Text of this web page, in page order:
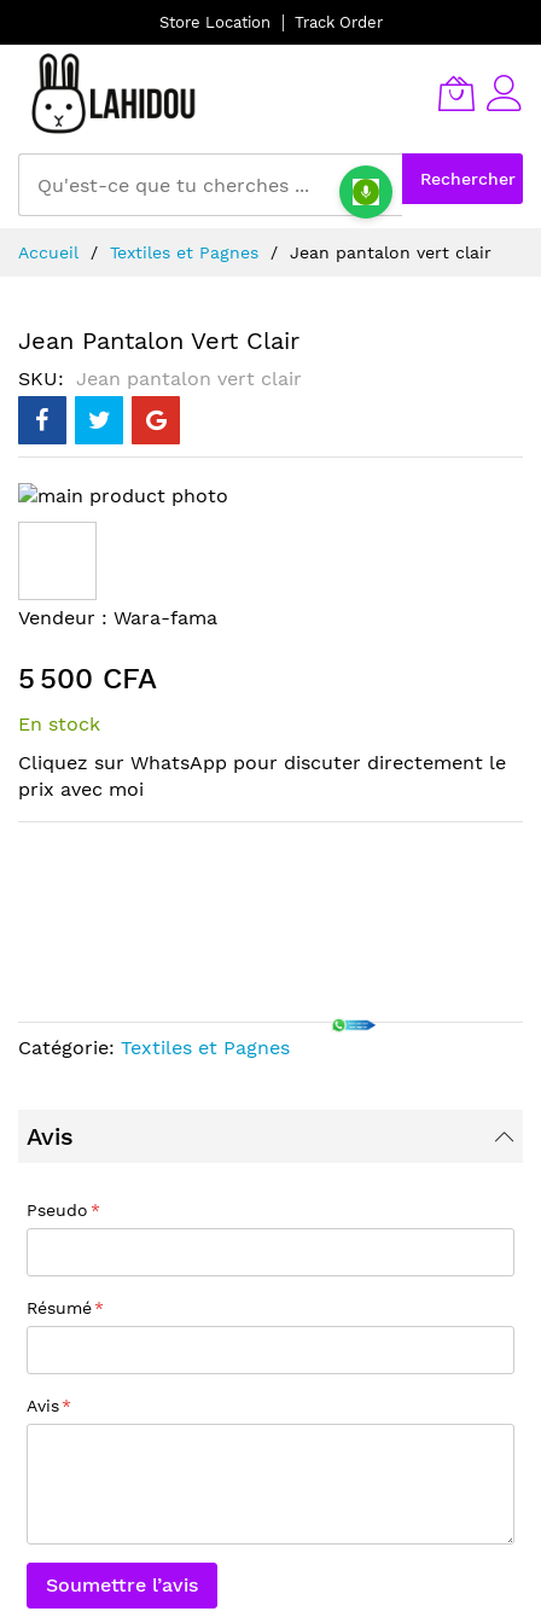
Store Location Track Order
Rechercher
au
Accueil Textiles et Pagnes Jean pantalon vert clair
Jean Pantalon Vert Clair
SKU Jean pantalon vert clair
Skip
to
of
the
gallery
Skip
the
beginning
of
images
gallery
Vendeur : Wara-fama
5 500 CFA
En stock
Cliquez sur WhatsApp pour discuter directement le
prix avec moi
Catégorie: Textiles et Pagnes
Avis
Pseudo
Résumé
Avis
Soumettre l’avis